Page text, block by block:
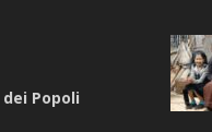
Popoli